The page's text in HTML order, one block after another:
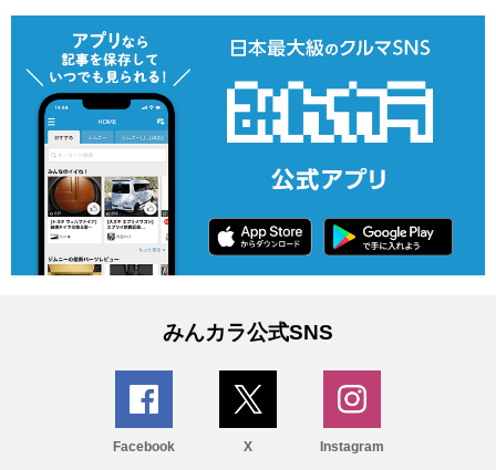
みんカラ公式SNS
Facebook X Instagram